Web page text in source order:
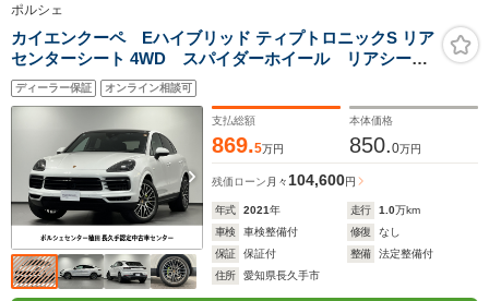
ポルシェ
カイエンクーペ Eハイブリッド ティプトロニックS リア
センターシート 4WD スパイダーホイール リアシート
ヒーター
ディーラー保証 オンライン相談可
支払総額
869.5万円
本体価格
850.0万円
残価ローン 月々 104,600円
年式 2021年 走行 1.0万km
車検
車検整備付 修復
なし
保証
保証付 整備
法定整備付
住所
愛知県長久手市